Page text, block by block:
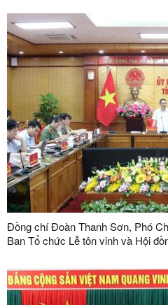
Đồng chí Đoàn Thanh Sơn, Phó
Ban Tổ chức Lễ tôn vinh và Hội
năm 2026